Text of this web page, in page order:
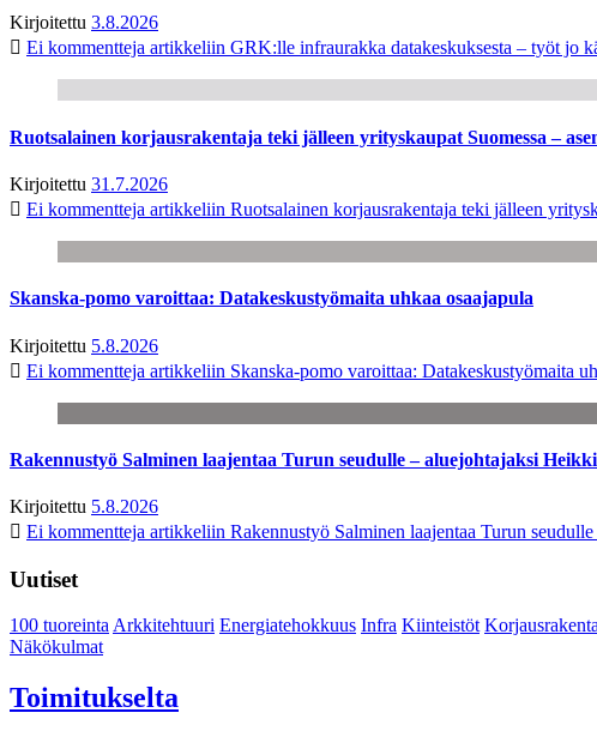
Kirjoitettu 3.8.2026
Ei kommentteja artikkeliin GRK:lle infraurakka datakeskuksesta – työt jo
Ruotsalainen korjausrakentaja teki jälleen yrityskaupat Suomessa –
Kirjoitettu 31.7.2026
Ei kommentteja artikkeliin Ruotsalainen korjausrakentaja teki jälleen
Skanska-pomo varoittaa: Datakeskustyömaita uhkaa osaajapula
Kirjoitettu 5.8.2026
Ei kommentteja artikkeliin Skanska-pomo varoittaa: Datakeskustyömaita
Rakennustyö Salminen laajentaa Turun seudulle – aluejohtajaksi
Kirjoitettu 5.8.2026
Ei kommentteja artikkeliin Rakennustyö Salminen laajentaa Turun
Uutiset
100 tuoreintaArkkitehtuuri Energiatehokkuus Infra Kiinteistöt
Näkökulmat
Toimitukselta